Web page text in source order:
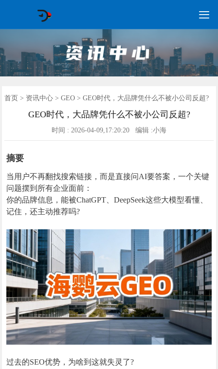

首页
GEO常见问题
GEO优化
海外GEO
网络营销
企业培训
软件开发
政策申报
资讯中心
关于我们
首页 > 资讯中心> GEO> GEO时代，大品牌凭什么不被小公司反超?
GEO时代，大品牌凭什么不被小公司反超?
时间 : 2026-04-09,17:20:20 编辑 :小海
摘要
当用户不再翻找搜索链接，而是直接问AI要答案，一个关键
问题摆到所有企业面前：
你的品牌信息，能被ChatGPT、DeepSeek这些大模型看懂、
记住，还主动推荐吗?
过去的SEO优势，为啥到这就失灵了?